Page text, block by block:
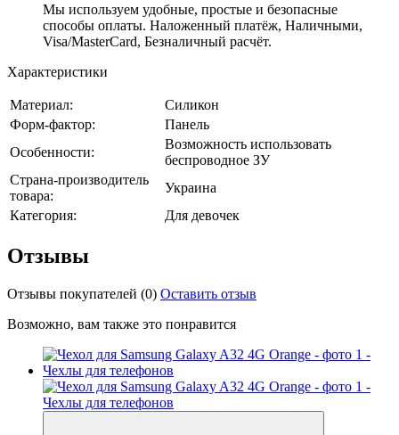
Мы используем удобные, простые и безопасные
способы оплаты. Наложенный платёж, Наличными,
Visa/MasterCard, Безналичный расчёт.
Характеристики
Материал:
Силикон
Форм-фактор:
Панель
Особенности:
Возможность использовать
беспроводное ЗУ
Страна-производитель
товара:
Украина
Категория:
Для девочек
Отзывы
Отзывы покупателей (0) Оставить отзыв
Возможно, вам также это понравится